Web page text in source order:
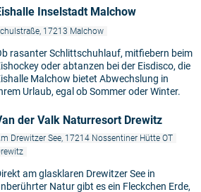
Inselstadt Malchow
17213 Malchow
rasanter Schlittschuhlauf, mitfiebern beim
oder abtanzen bei der Eisdisco, die
Malchow bietet Abwechslung in
Urlaub, egal ob Sommer oder Winter.
der Valk Naturresort Drewitz
Drewitzer See, 17214 Nossentiner Hütte OT
am glasklaren Drewitzer See in
Natur gibt es ein Fleckchen Erde,